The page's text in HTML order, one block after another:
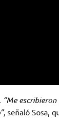
“Me
, señaló Sosa,